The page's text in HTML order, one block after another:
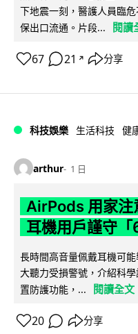
下地震一刻，醫護人員臨
保出口流通。片段...
閱讀
67 21 ↗ 分享
科技娛樂 生活科技 健
arthur 1 日
AirPods 用家注
耳機用戶謹守
長時間高音量佩戴耳機可
大聽力受損警號，介紹科
置防護功能，...
閱讀全文
20 分享